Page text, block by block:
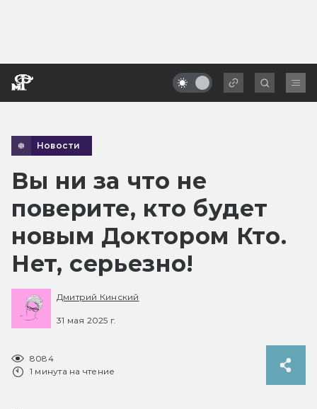
Новости
Вы ни за что не
поверите, кто будет
новым Доктором Кто.
Нет, серьезно!
Дмитрий Кинский
31 мая 2025 г.
8084
1 минута на чтение